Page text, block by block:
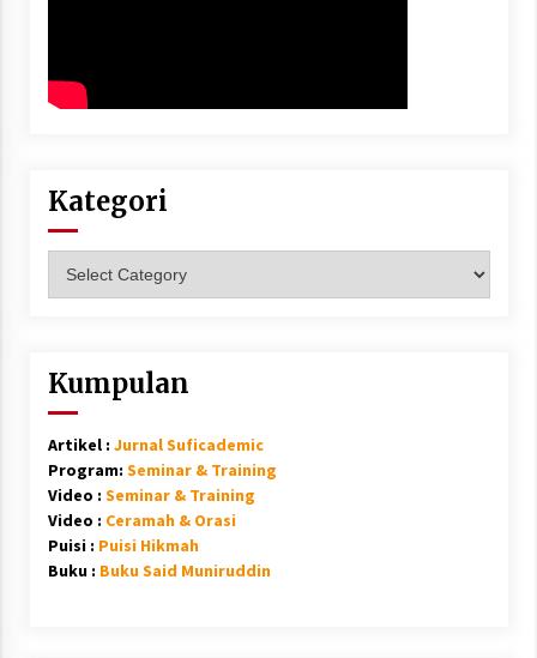
Kategori
Kumpulan
Artikel : Jurnal Suficademic
Program: Seminar & Training
Video : Seminar & Training
Video : Ceramah & Orasi
Puisi : Puisi Hikmah
Buku : Buku Said Muniruddin